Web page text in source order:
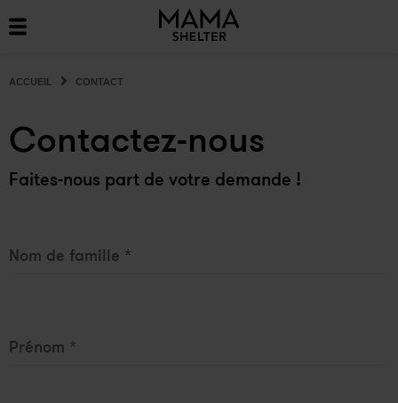
ACCUEIL CONTACT
Contactez-nous
Faites-nous part de votre demande !
Nom de famille *
Prénom *